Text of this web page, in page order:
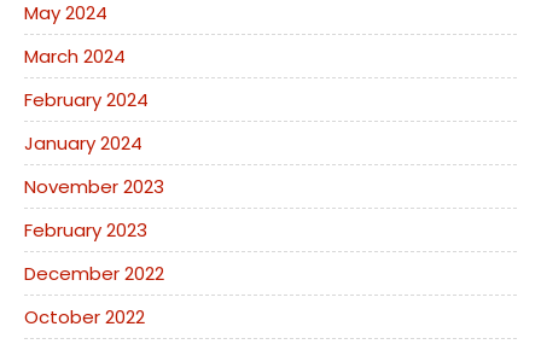
May 2024
March 2024
February 2024
January 2024
November 2023
February 2023
December 2022
October 2022